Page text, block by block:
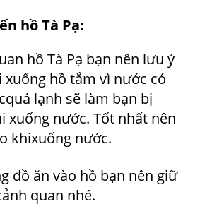
hồ Tà Pạ:
hồ Tà Pạ bạn nên lưu ý
xuống hồ tắm vì nước có
lạnh sẽ làm bạn bị
xuống nước. Tốt nhất nên
khixuống nước.
đồ ăn vào hồ bạn nên giữ
quan nhé.